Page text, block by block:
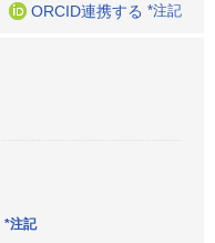
ORCID連携する *注記
*注記